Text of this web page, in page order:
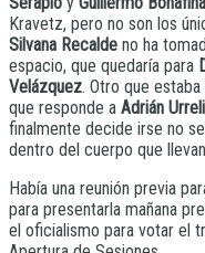
Kravetz, pero no son los
Silvana Recalde no ha
espacio, que quedaría para
Velázquez. Otro que
que responde a Adrián Urreli
finalmente decide irse no
dentro del cuerpo que
Había una reunión previa
para presentarla mañana
el oficialismo para votar el